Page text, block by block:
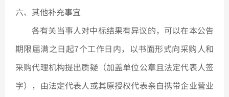
六、其他补充事宜
各有关当事人对中标结果有异议的，可以在本公告
期限届满之日起7个工作日内，以书面形式向采购人和
采购代理机构提出质疑（加盖单位公章且法定代表人签
字），由法定代表人或其原授权代表亲自携带企业营业